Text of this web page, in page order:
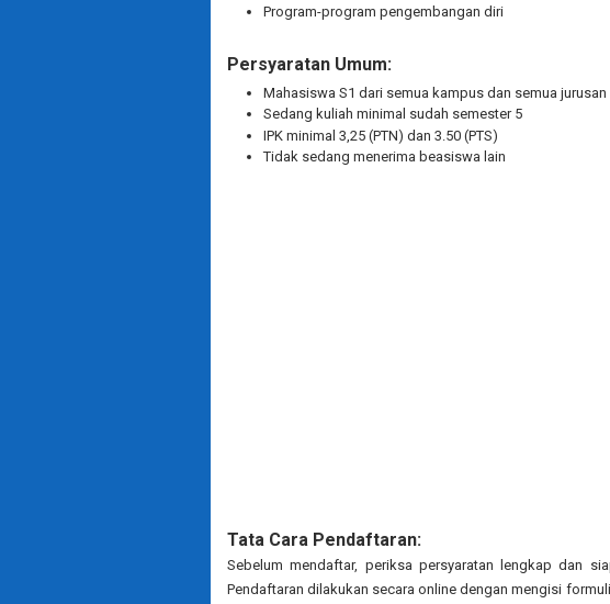
Program-program pengembangan diri
Persyaratan Umum:
Mahasiswa S1 dari semua kampus dan semua
Sedang kuliah minimal sudah semester 5
IPK minimal 3,25 (PTN) dan 3.50 (PTS)
Tidak sedang menerima beasiswa lain
Tata Cara Pendaftaran:
Sebelum mendaftar, periksa persyaratan lengkap dan
Pendaftaran dilakukan secara online dengan mengisi